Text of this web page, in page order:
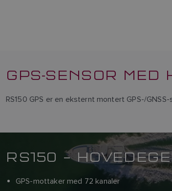
GPS-SENSOR MED
RS150 GPS er en eksternt montert GPS-/
RS150 –
GPS-mottaker med 72 kanaler